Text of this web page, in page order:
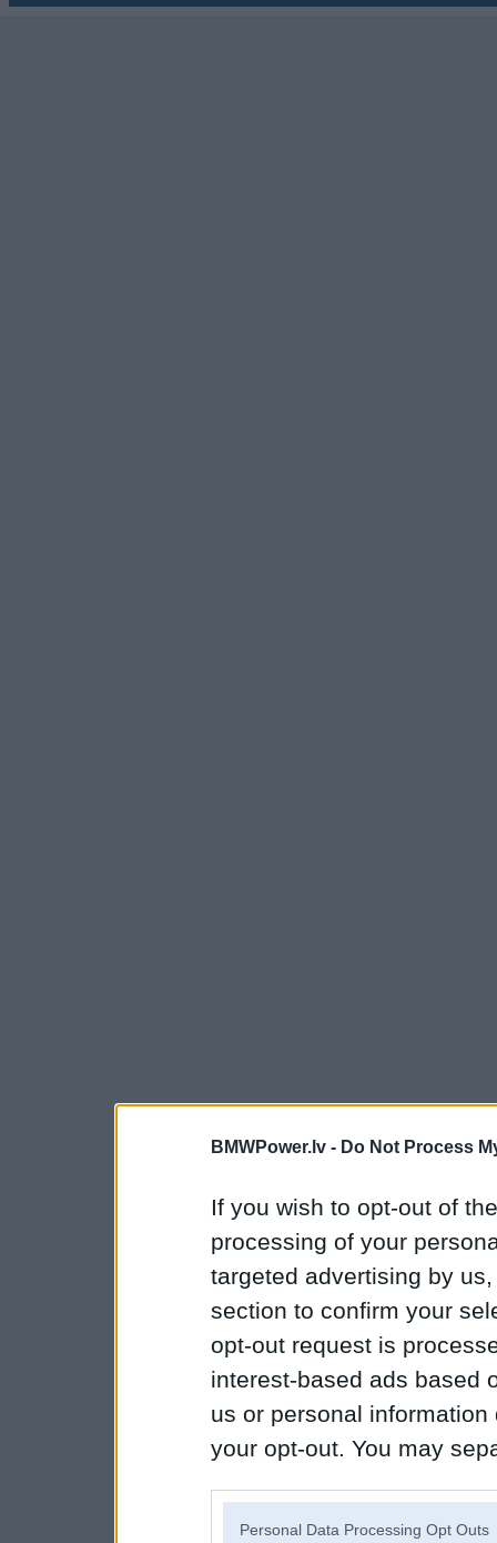
BMWPower.lv - Do Not Process
If you wish to opt-out of
processing of your
targeted advertising by
section to confirm your
opt-out request is
interest-based ads based
us or personal
your opt-out. You may
Personal Data Processing Opt Outs